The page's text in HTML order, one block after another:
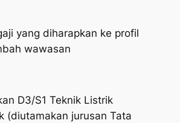
yang diharapkan ke profil
wawasan
D3/S1 Teknik Listrik
(diutamakan jurusan Tata